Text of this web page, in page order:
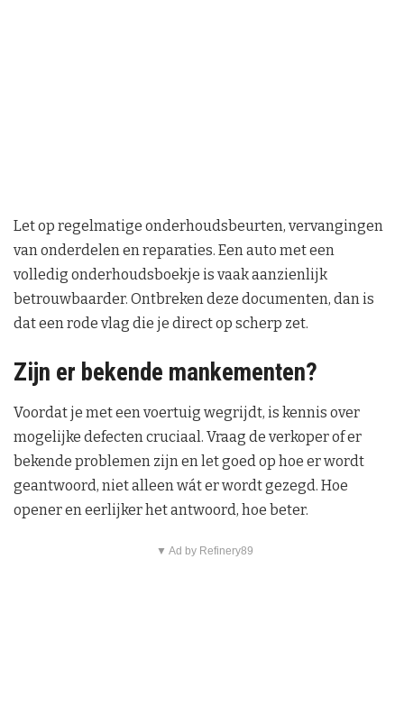
Let op regelmatige onderhoudsbeurten, vervangingen
van onderdelen en reparaties. Een auto met een
volledig onderhoudsboekje is vaak aanzienlijk
betrouwbaarder. Ontbreken deze documenten, dan is
dat een rode vlag die je direct op scherp zet.
Zijn er bekende mankementen?
Voordat je met een voertuig wegrijdt, is kennis over
mogelijke defecten cruciaal. Vraag de verkoper of er
bekende problemen zijn en let goed op hoe er wordt
geantwoord, niet alleen wát er wordt gezegd. Hoe
opener en eerlijker het antwoord, hoe beter.
▼ Ad by Refinery89